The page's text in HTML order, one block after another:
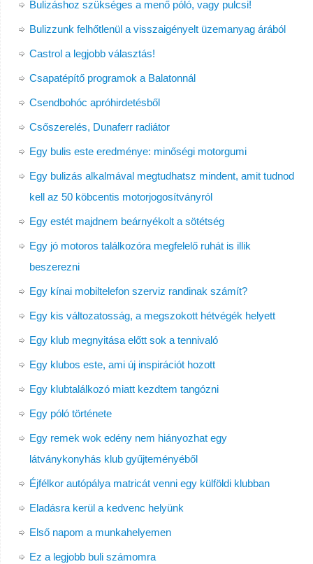
Bulizáshoz szükséges a menő póló, vagy pulcsi!
Bulizzunk felhőtlenül a visszaigényelt üzemanyag árából
Castrol a legjobb választás!
Csapatépítő programok a Balatonnál
Csendbohóc apróhirdetésből
Csőszerelés, Dunaferr radiátor
Egy bulis este eredménye: minőségi motorgumi
Egy bulizás alkalmával megtudhatsz mindent, amit tudnod
kell az 50 köbcentis motorjogosítványról
Egy estét majdnem beárnyékolt a sötétség
Egy jó motoros találkozóra megfelelő ruhát is illik
beszerezni
Egy kínai mobiltelefon szerviz randinak számít?
Egy kis változatosság, a megszokott hétvégék helyett
Egy klub megnyitása előtt sok a tennivaló
Egy klubos este, ami új inspirációt hozott
Egy klubtalálkozó miatt kezdtem tangózni
Egy póló története
Egy remek wok edény nem hiányozhat egy
látványkonyhás klub gyűjteményéből
Éjfélkor autópálya matricát venni egy külföldi klubban
Eladásra kerül a kedvenc helyünk
Első napom a munkahelyemen
Ez a legjobb buli számomra